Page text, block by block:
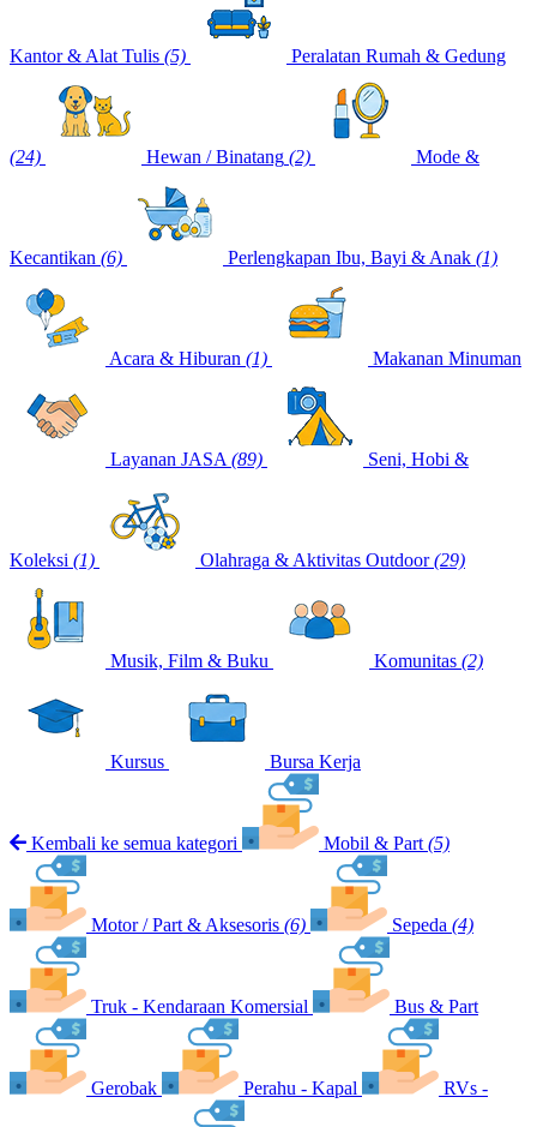
Kantor & Alat Tulis (5) Peralatan Rumah & Gedung
(24) Hewan / Binatang (2) Mode &
Kecantikan (6) Perlengkapan Ibu, Bayi & Anak (1)
Acara & Hiburan (1) Makanan Minuman
Layanan JASA (89) Seni, Hobi &
Koleksi (1) Olahraga & Aktivitas Outdoor (29)
Musik, Film & Buku Komunitas (2)
Kursus Bursa Kerja
Kembali ke semua kategori Mobil & Part (5)
Motor / Part & Aksesoris (6) Sepeda (4)
Truk - Kendaraan Komersial Bus & Part
Gerobak Perahu - Kapal RVs -